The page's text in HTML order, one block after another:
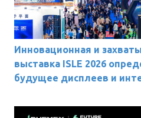
Инновационная и
выставка ISLE 2026
будущее дисплеев и